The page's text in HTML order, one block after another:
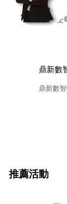
鼎新
鼎新數
夠快
能促使
推薦活動